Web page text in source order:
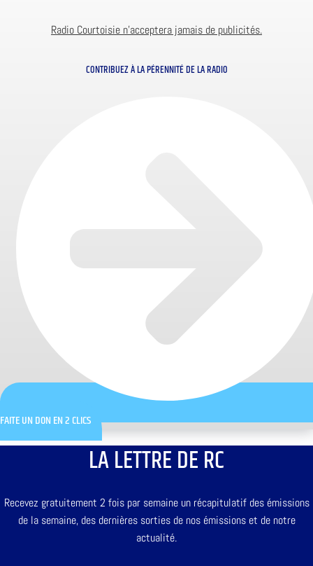
Radio Courtoisie n’acceptera jamais de publicités.
CONTRIBUEZ À LA PÉRENNITÉ DE LA RADIO
FAITE UN DON EN 2 CLICS
LA LETTRE DE RC
Recevez gratuitement 2 fois par semaine un récapitulatif des émissions
de la semaine, des dernières sorties de nos émissions et de notre
actualité.